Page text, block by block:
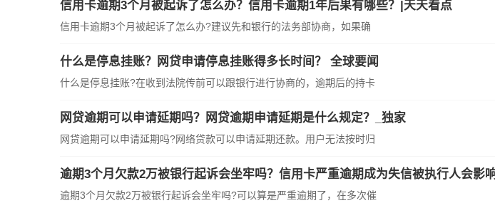
信用卡逾期3个月被起诉了怎么办？信用卡逾期1年后果有哪些？|天天看点
信用卡逾期3个月被起诉了怎么办?建议先和银行的法务部协商，如果确
什么是停息挂账？网贷申请停息挂账得多长时间？ 全球要闻
什么是停息挂账?在收到法院传前可以跟银行进行协商的，逾期后的持卡
网贷逾期可以申请延期吗？网贷逾期申请延期是什么规定？_独家
网贷逾期可以申请延期吗?网络贷款可以申请延期还款。用户无法按时归
逾期3个月欠款2万被银行起诉会坐牢吗?可以算是严重逾期了，在多次催